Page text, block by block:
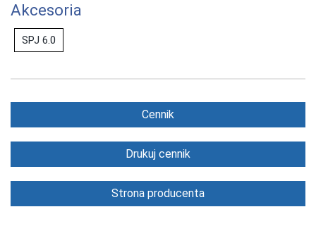
Akcesoria
SPJ 6.0
Cennik
Drukuj cennik
Strona producenta